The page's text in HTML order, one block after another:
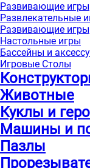
Развивающие игры
Развлекательные
Развивающие игры
Настольные игры
Бассейны и
Игровые Столы
Животные
Куклы и
Машины и
Пазлы